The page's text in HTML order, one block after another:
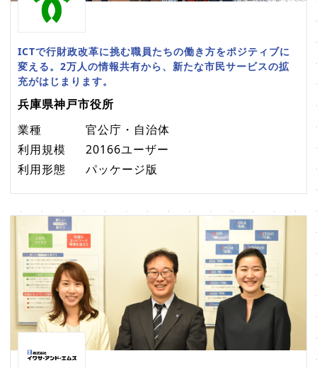
ICTで行財政改革に挑む職員たちの働き方をポジティブに
変える。2万人の情報共有から、新たな市民サービスの拡
充がはじまります。
兵庫県神戸市役所
業種
官公庁・自治体
利用規模
20166ユーザー
利用形態
パッケージ版